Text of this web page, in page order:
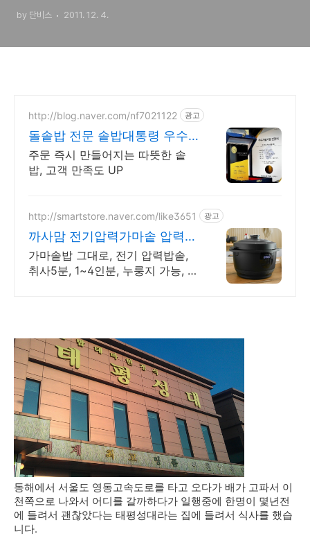
by 단비스 2011. 12. 4.
http://blog.naver.com/nf7021122 광고
돌솥밥 전문 솥밥대통령 우수
기술기업 인증
주문 즉시 만들어지는 따뜻한 솥
밥, 고객 만족도 UP
http://smartstore.naver.com/like3651 광고
까사맘 전기압력가마솥 압력밥
홈쇼핑히트! 전기압력가마솥!
가마솥밥 그대로, 전기 압력밥솥,
취사5분, 1~4인분, 누룽지 가능, 홈
동해에서 서울도 영동고속도로를 타고 오다가 배가 고파서 이
천쪽으로 나와서 어디를 갈까하다가 일행중에 한명이 몇년전
에 들려서 괜찮았다는 태평성대라는 집에 들려서 식사를 했습
니다.